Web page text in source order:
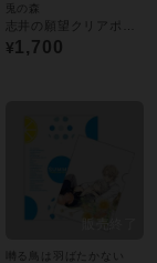
兎の森
¥1,700
囀る鳥は羽ばたかない